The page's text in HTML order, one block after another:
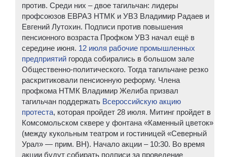
против. Среди них – двое тагильчан: лидеры
профсоюзов ЕВРАЗ НТМК и УВЗ Владимир Радаев и
Евгений Лутохин. Подписи против повышения
пенсионного возраста Профком УВЗ начал ещё в
середине июня. 12 июля рабочие промышленных
предприятий города собирались в большом зале
Общественно-политического. Тогда тагильчане резко
раскритиковали пенсионную реформу. Члена
профкома НТМК Владимир Желиба призвал
тагильчан поддержать Всероссийскую акцию
протеста, которая пройдет 28 июля. Митинг пройдет в
Комсомольском сквере у фонтана «Каменный цветок»
(между кукольным театром и гостиницей «Северный
Урал» — прим. ВН). Начало акции – 10:30. Во время
акции будут собирать подписи за проведение